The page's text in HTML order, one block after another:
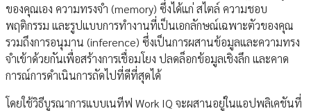
ของคุณเอง ความทรงจำ (memory) ซึ่งได้แก่ สไตล์ ความชอบ
พฤติกรรม และรูปแบบการทำงานที่เป็นเอกลักษณ์เฉพาะตัวของคุณ
รวมถึงการอนุมาน (inference) ซึ่งเป็นการผสานข้อมูลและความทรง
จำเข้าด้วยกันเพื่อสร้างการเชื่อมโยง ปลดล็อกข้อมูลเชิงลึก และคาด
การณ์การดำเนินการถัดไปที่ดีที่สุดได้
โดยใช้วิธีบูรณาการแบบเนทีฟ Work IQ จะผสานอยู่ในแอปพลิเคชันที่